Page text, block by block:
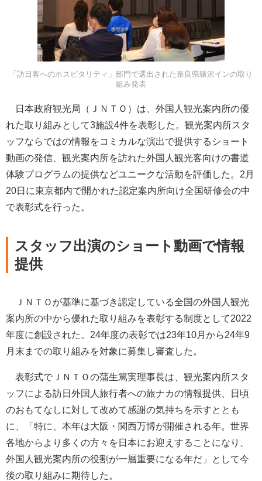
「訪日客へのホスピタリティ」部門で選出された奈良県猿沢インの取り
組み発表
日本政府観光局（ＪＮＴＯ）は、外国人観光案内所の優
れた取り組みとして3施設4件を表彰した。観光案内所スタ
ッフならではの情報をコミカルな演出で提供するショート
動画の発信、観光案内所を訪れた外国人観光客向けの書道
体験プログラムの提供などユニークな活動を評価した。2月
20日に東京都内で開かれた認定案内所向け全国研修会の中
で表彰式を行った。
スタッフ出演のショート動画で情報
提供
ＪＮＴＯが基準に基づき認定している全国の外国人観光
案内所の中から優れた取り組みを表彰する制度として2022
年度に創設された。24年度の表彰では23年10月から24年9
月末までの取り組みを対象に募集し審査した。
表彰式でＪＮＴＯの蒲生篤実理事長は、観光案内所スタ
ッフによる訪日外国人旅行者への旅ナカの情報提供、日頃
のおもてなしに対して改めて感謝の気持ちを示すととも
に、「特に、本年は大阪・関西万博が開催される年。世界
各地からより多くの方々を日本にお迎えすることになり、
外国人観光案内所の役割が一層重要になる年だ」として今
後の取り組みに期待した。